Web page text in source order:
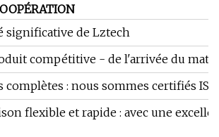
significative de Lztech
compétitive - de l'arrivée du
: nous sommes certifiés
flexible et rapide : avec une